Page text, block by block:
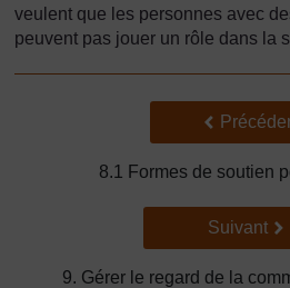
veulent que les personnes avec
peuvent pas jouer un rôle dans la
Précédent
8.1 Formes de soutien
Suivant
Suivant
9. Gérer le regard de la